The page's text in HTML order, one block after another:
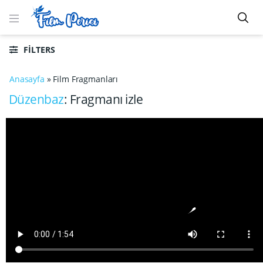
FILTERS
Anasayfa » Film Fragmanları
Düzenbaz: Fragmanı izle